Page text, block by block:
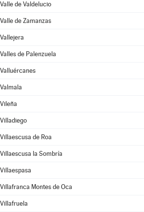
Valle de Valdelucio
Valle de Zamanzas
Vallejera
Valles de Palenzuela
Valluércanes
Valmala
Vileña
Villadiego
Villaescusa de Roa
Villaescusa la Sombría
Villaespasa
Villafranca Montes de Oca
Villafruela